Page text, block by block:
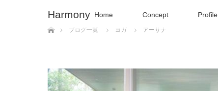
Harmony Home Concept Profile
ホーム
ブログ一覧
ヨガ アーサナ